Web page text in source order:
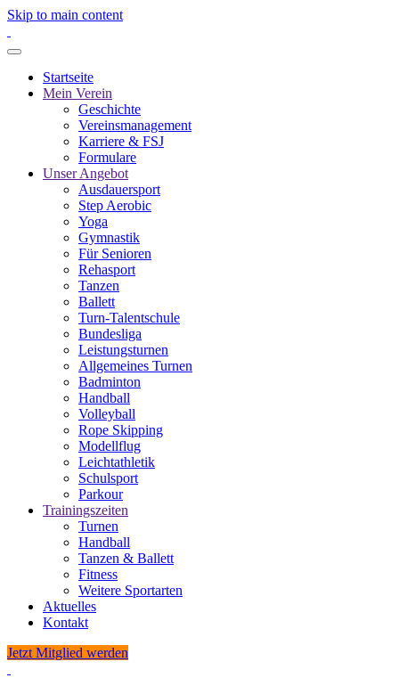
Skip to main content
Startseite
Mein Verein
Geschichte
Vereinsmanagement
Karriere & FSJ
Formulare
Unser Angebot
Ausdauersport
Step Aerobic
Yoga
Gymnastik
Für Senioren
Rehasport
Tanzen
Ballett
Turn-Talentschule
Bundesliga
Leistungsturnen
Allgemeines Turnen
Badminton
Handball
Volleyball
Rope Skipping
Modellflug
Leichtathletik
Schulsport
Parkour
Trainingszeiten
Turnen
Handball
Tanzen & Ballett
Fitness
Weitere Sportarten
Aktuelles
Kontakt
Jetzt Mitglied werden